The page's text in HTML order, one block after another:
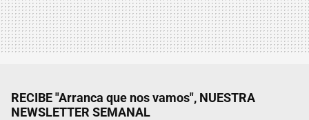
RECIBE "Arranca que nos vamos", NUESTRA
NEWSLETTER SEMANAL